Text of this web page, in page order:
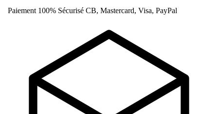
Paiement 100% Sécurisé CB, Mastercard, Visa, PayPal